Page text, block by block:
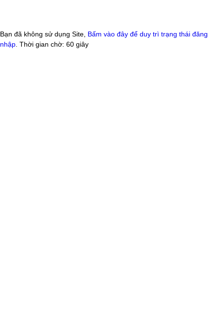
Bạn đã không sử dụng Site, Bấm vào đây để duy trì trạng thái đăng
nhập . Thời gian chờ: 60 giây